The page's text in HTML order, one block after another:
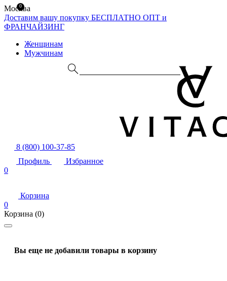
Москва
Доставим вашу покупку БЕСПЛАТНО ОПТ и
ФРАНЧАЙЗИНГ
Женщинам
Мужчинам
8 (800) 100-37-85
Профиль
Избранное
0
Корзина
0
Корзина (0)
Вы еще не добавили товары в корзину
0